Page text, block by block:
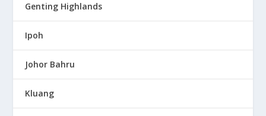
Genting Highlands
Ipoh
Johor Bahru
Kluang